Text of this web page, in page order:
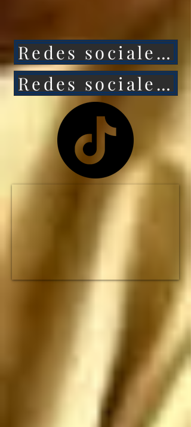
Unidos caerá aún más
rápido.
NO HAY MANERA de
que Estados Unidos
siga siendo la primera
potencia mundial... y el
ESTADOUNIDENSE
no durará ni una
fracción de lo que duró
el imperio romano
ataquen, pero si nos
atacan los saludo
antes de que sean
ANIQUILADOS por
Redes sociales 1
Redes sociales 2